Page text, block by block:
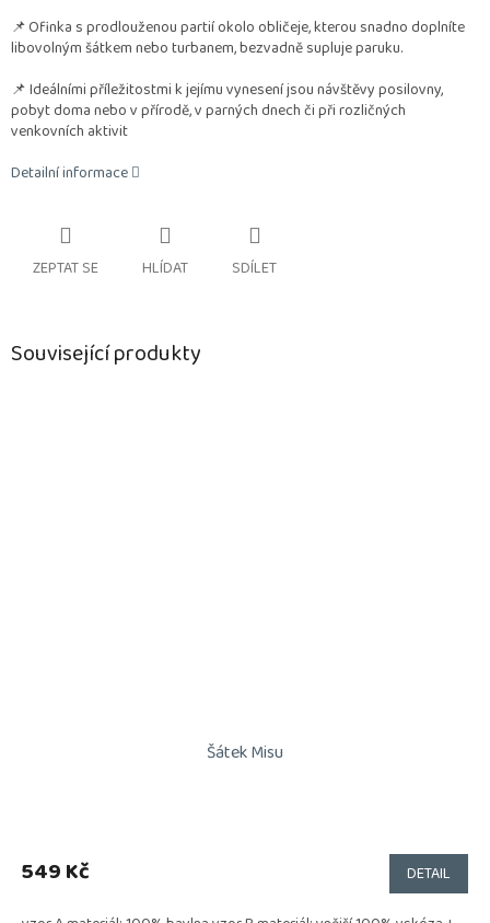
📌Ofinka s prodlouženou partií okolo obličeje, kterou snadno doplníte
libovolným šátkem nebo turbanem, bezvadně supluje paruku.
📌 Ideálními příležitostmi k jejímu vynesení jsou návštěvy posilovny,
pobyt doma nebo v přírodě, v parných dnech či při rozličných
venkovních aktivit
Detailní informace
ZEPTAT SE HLÍDAT SDÍLET
Související produkty
Šátek Misu
549 Kč DETAIL